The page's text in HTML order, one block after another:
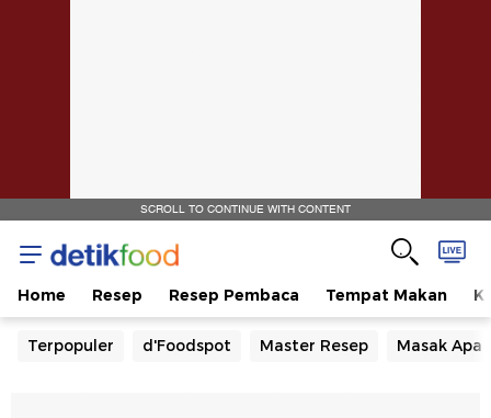
SCROLL TO CONTINUE WITH CONTENT
Home Resep Resep Pembaca Tempat Makan
Terpopuler d'Foodspot Master Resep Masak Apa